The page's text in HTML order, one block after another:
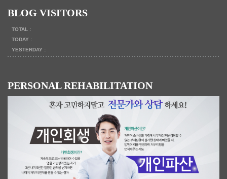
BLOG VISITORS
TOTAL :
TODAY :
YESTERDAY :
PERSONAL REHABILITATION